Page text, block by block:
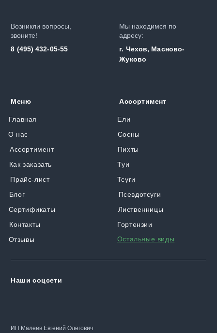
Возникли вопросы,
звоните!
8 (495) 432-05-55
Мы находимся по
адресу:
г. Чехов, Масново-
Жуково
Главная
Меню
О нас
Ассортимент
Как заказать
Прайс-лист
Отзывы
Контакты
Ели
Ассортимент
Сосны
Пихты
Туи
Тсуги
Псевдотсуги
Лиственницы
Гортензии
Наши соцсети
ИП Малеев Евгений Олегович
Остальные виды
Блог
Сертификаты